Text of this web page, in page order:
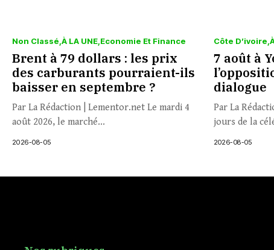
Non Classé À LA UNE Economie Et Finance
Brent à 79 dollars : les prix
des carburants pourraient-ils
baisser en septembre ?
Par La Rédaction | Lementor.net Le mardi 4
août 2026, le marché...
2026-08-05
Côte D’ivoire
7 août à
dialogue
Par La
jours de la
2026-08-05